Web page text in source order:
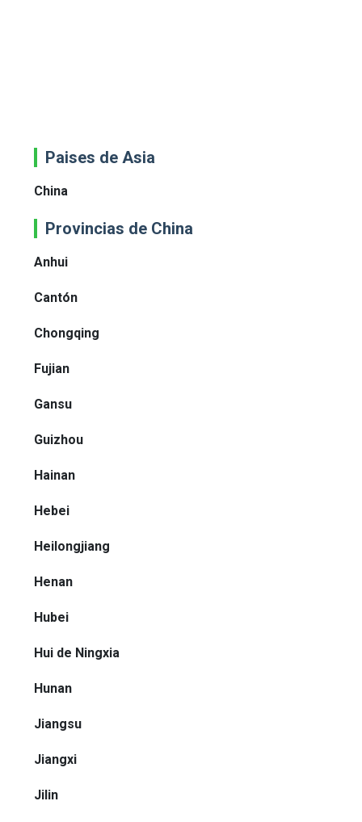
Paises de Asia
China
Provincias de China
Anhui
Cantón
Chongqing
Fujian
Gansu
Guizhou
Hainan
Hebei
Heilongjiang
Henan
Hubei
Hui de Ningxia
Hunan
Jiangsu
Jiangxi
Jilin